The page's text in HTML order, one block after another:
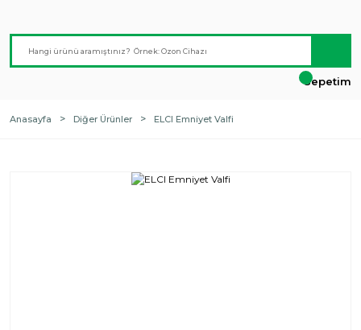
Sepetim
Anasayfa Diğer Ürünler ELCI Emniyet Valfi